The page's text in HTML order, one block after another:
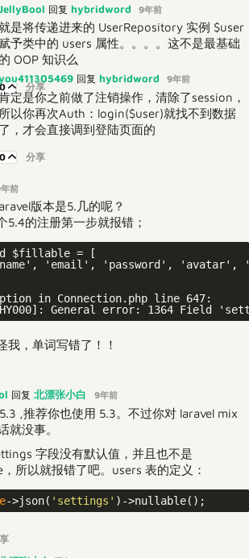
回复 hybridword 9年前
是将传递进来的 UserRepository 实例 $user
赋予类中的 users 属性。。。。这不是最基础
的 OOP 知识么
0 分享
回复 hybridword 9年前
定是你之前做了注销操作，清除了session，
所以你再次Auth：login($user)就找不到数据
了，才会直接调到登陆页面的
0 分享
前
版本是5.几的呢？
5.4的注册第一步就报错；
$fillable = [
'email', 'password', 'avatar',
in Connection.php line 647:
General error: 1364 Field
我，单词写错了！！
回复 北漂张小白 9年前
,推荐你也使用 5.3。不过你对 laravel mix
就没事。
字段没有默认值，并且也不是
所以就报错了吧。users 表的定义：
->json( 'settings'